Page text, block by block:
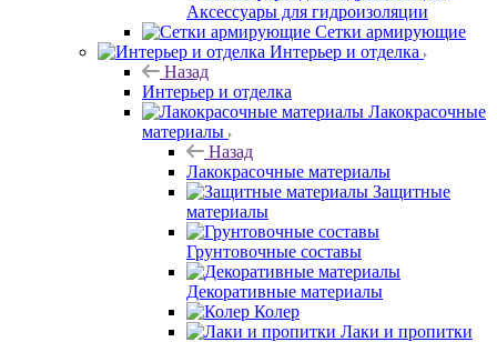
Аксессуары для гидроизоляции
Сетки армирующие
Интерьер и отделка
Назад
Интерьер и отделка
Лакокрасочные
материалы
Назад
Лакокрасочные материалы
Защитные
материалы
Грунтовочные составы
Декоративные материалы
Колер
Лаки и пропитки